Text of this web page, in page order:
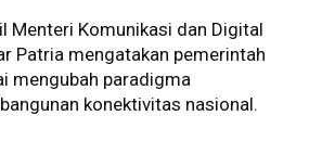
Menteri Komunikasi dan Digital
Patria mengatakan pemerintah
mengubah paradigma
konektivitas nasional.